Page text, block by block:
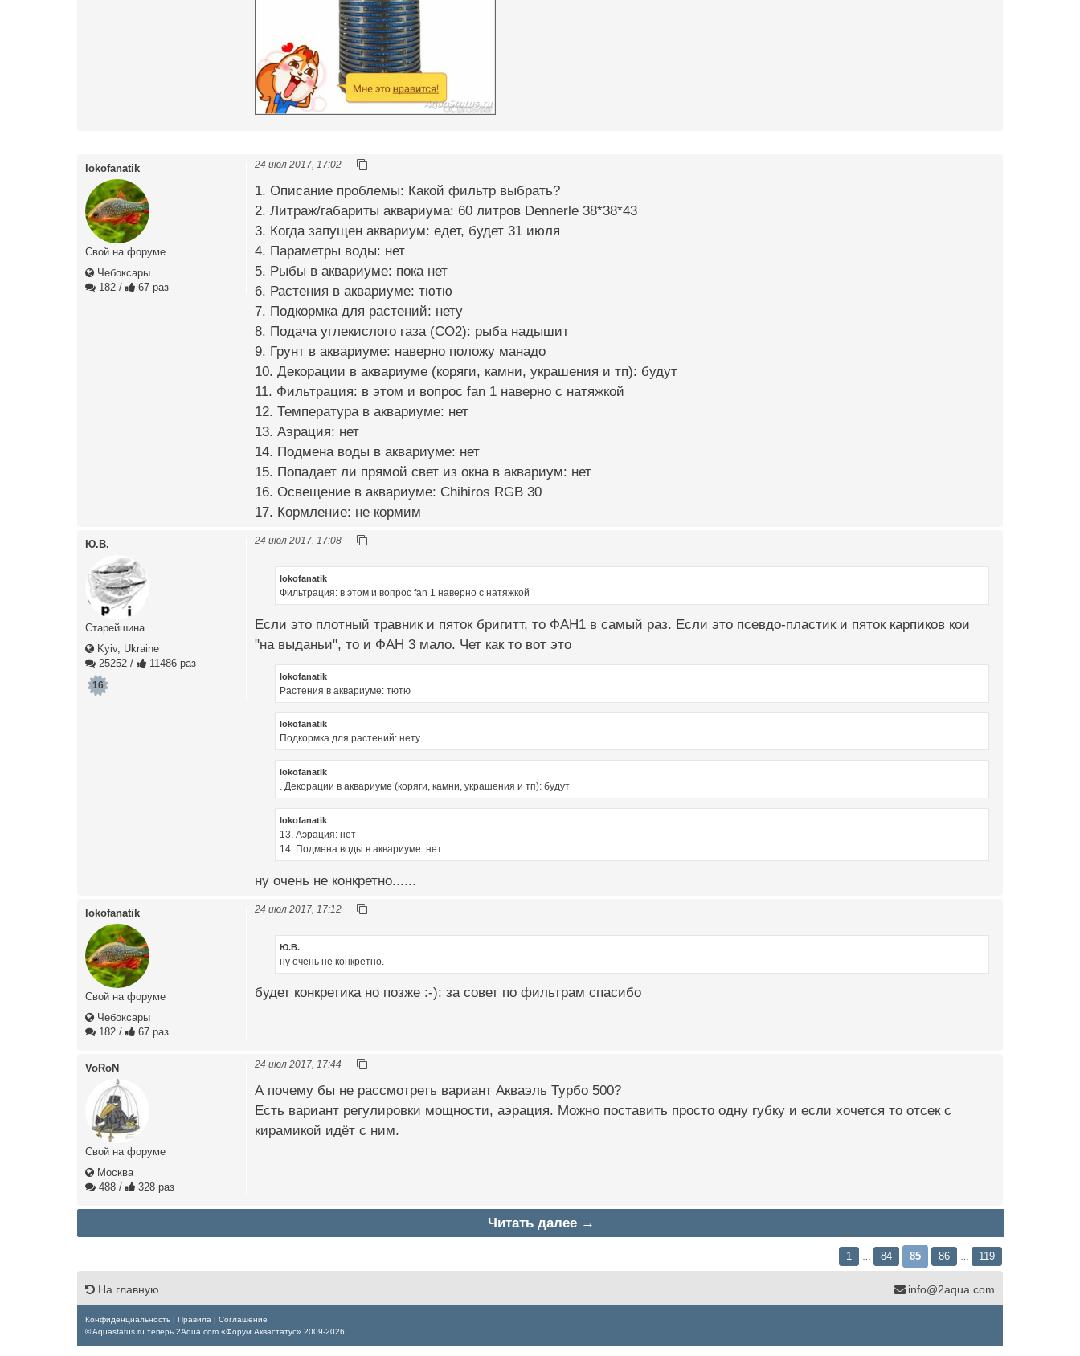
lokofanatik
Свой на форуме
Чебоксары
182 / 67 раз
24 июл 2017, 17:02
1. Описание проблемы: Какой фильтр выбрать?
2. Литраж/габариты аквариума: 60 литров Dennerle 38*38*43
3. Когда запущен аквариум: едет, будет 31 июля
4. Параметры воды: нет
5. Рыбы в аквариуме: пока нет
6. Растения в аквариуме: тютю
7. Подкормка для растений: нету
8. Подача углекислого газа (CO2): рыба надышит
9. Грунт в аквариуме: наверно положу манадо
10. Декорации в аквариуме (коряги, камни, украшения и тп): будут
11. Фильтрация: в этом и вопрос fan 1 наверно с натяжкой
12. Температура в аквариуме: нет
13. Аэрация: нет
14. Подмена воды в аквариуме: нет
15. Попадает ли прямой свет из окна в аквариум: нет
16. Освещение в аквариуме: Chihiros RGB 30
17. Кормление: не кормим
Ю.В.
Старейшина
Kyiv, Ukraine
25252 / 11486 раз
16
24 июл 2017, 17:08
lokofanatik
Фильтрация: в этом и вопрос fan 1 наверно с натяжкой
Если это плотный травник и пяток бригитт, то ФАН1 в самый раз. Если это псевдо-пластик и пяток карпиков кои
"на выданьи", то и ФАН 3 мало. Чет как то вот это
lokofanatik
Растения в аквариуме: тютю
lokofanatik
Подкормка для растений: нету
lokofanatik
. Декорации в аквариуме (коряги, камни, украшения и тп): будут
lokofanatik
13. Аэрация: нет
14. Подмена воды в аквариуме: нет
ну очень не конкретно......
lokofanatik
Свой на форуме
Чебоксары
182 / 67 раз
24 июл 2017, 17:12
Ю.В.
ну очень не конкретно.
будет конкретика но позже :-): за совет по фильтрам спасибо
VoRoN
Свой на форуме
Москва
488 / 328 раз
24 июл 2017, 17:44
А почему бы не рассмотреть вариант Акваэль Турбо 500?
Есть вариант регулировки мощности, аэрация. Можно поставить просто одну губку и если хочется то отсек с
кирамикой идёт с ним.
Читать далее →
1 84 85 86 119
На главную info@2aqua.com
Конфиденциальность | Правила | Соглашение
© Aquastatus.ru теперь 2Aqua.com «Форум Аквастатус» 2009-2026